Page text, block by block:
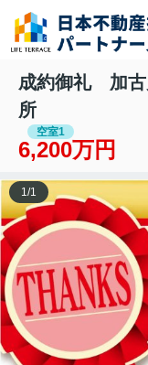
成約御礼 加
所
空室1
6,200万円
1 /1